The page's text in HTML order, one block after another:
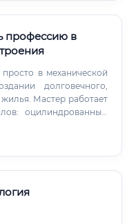
профессию в
в механической
долговечного,
Мастер работает
оцилиндрованным
домов (SIP, CLT-
и других